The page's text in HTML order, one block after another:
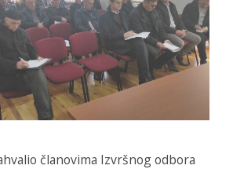
članovima Izvršnog odbora